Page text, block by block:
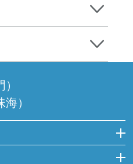
聯絡我們，告知我們你原本預約的
）